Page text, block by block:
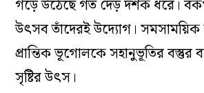
গড়ে উঠেছে গত দেড় দশক ধরে।
উৎসব তাঁদেরই উদ্যোগ। সমসাময়িক
প্রান্তিক ভূগোলকে সহানুভূতির
সৃষ্টির উৎস।